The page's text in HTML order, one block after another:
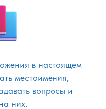
в настоящем
местоимения,
вопросы и
них.